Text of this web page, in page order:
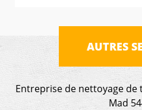
AUTRES
Entreprise de nettoyage
Mad